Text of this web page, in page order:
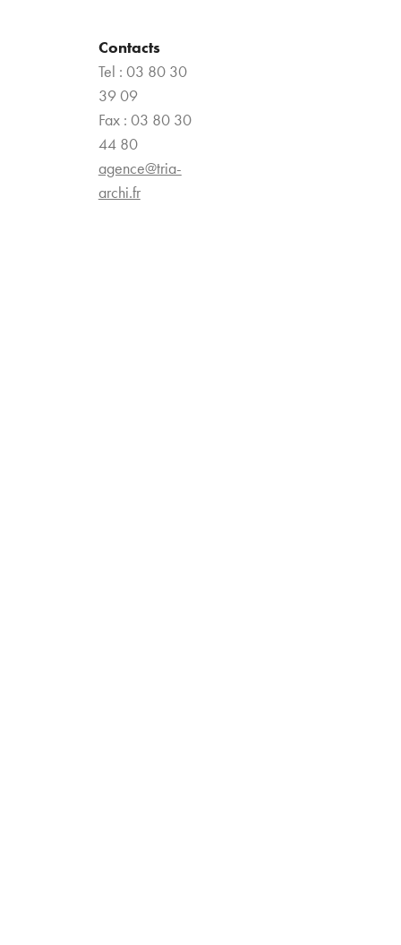
Contacts
Tel : 03 80 30
39 09
Fax : 03 80 30
44 80
agence@tria-
archi.fr